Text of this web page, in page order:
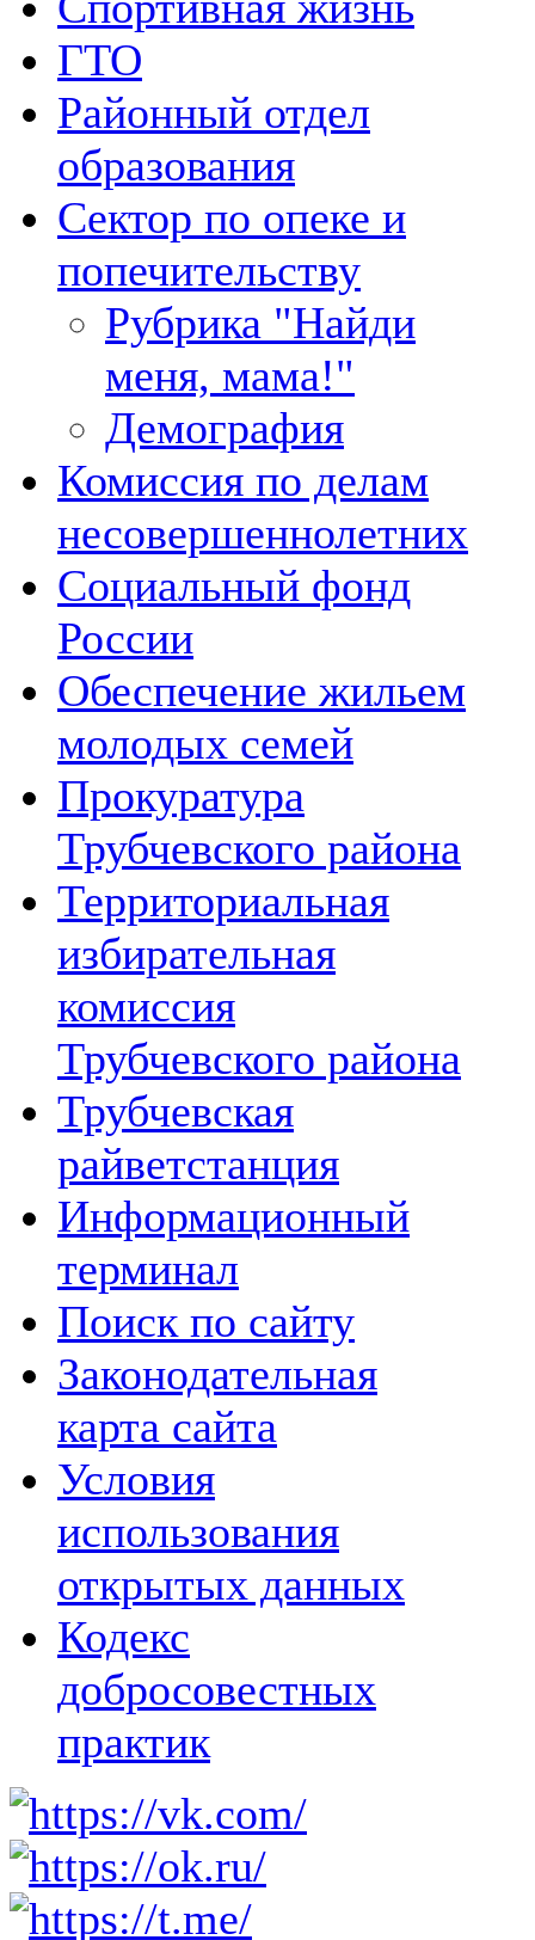
ГТО
Районный отдел
образования
Сектор по опеке и
попечительству
Рубрика "Найди
меня, мама!"
Демография
Комиссия по делам
несовершеннолетних
Социальный фонд
России
Обеспечение жильем
молодых семей
Прокуратура
Трубчевского района
Территориальная
избирательная
комиссия
Трубчевского района
Трубчевская
райветстанция
Информационный
терминал
Поиск по сайту
Законодательная
карта сайта
Условия
использования
открытых данных
Кодекс
добросовестных
практик